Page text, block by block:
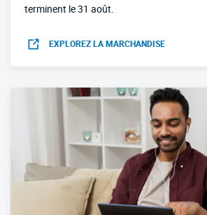
terminent le 31 août.
EXPLOREZ LA MARCHANDISE
OUVRIR DANS UN NOUVEL ONGLET